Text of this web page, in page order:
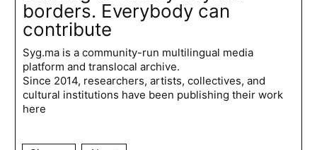
borders. Everybody can
contribute
Syg.ma is a community-run multilingual media
platform and translocal archive.
Since 2014, researchers, artists, collectives, and
cultural institutions have been publishing their work
here